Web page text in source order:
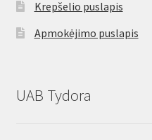
Krepšelio puslapis
Apmokėjimo puslapis
UAB Tydora